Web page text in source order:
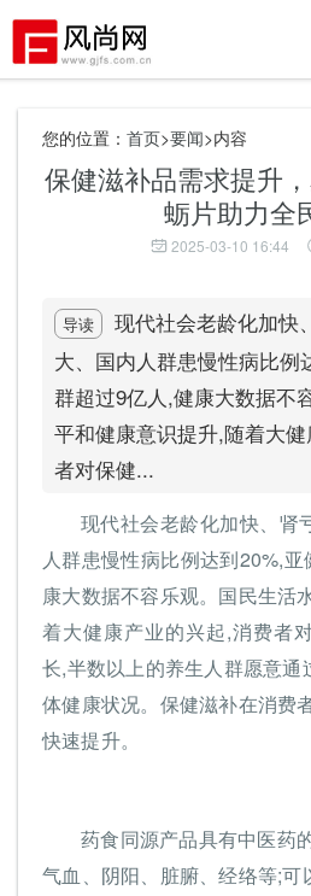
您的位置： 首页>要闻>内容
保健滋补品需求提升
蛎片助力全
2025-03-10 16:44
导读
现代社会老龄化加快
大、国内人群患慢性病比例
群超过9亿人,健康大数据不
平和健康意识提升,随着大
者对保健...
现代社会老龄化加快、肾
人群患慢性病比例达到20%,
康大数据不容乐观。国民生活
着大健康产业的兴起,消费者
长,半数以上的养生人群愿意通
体健康状况。保健滋补在消费
快速提升。
药食同源产品具有中医药
气血、阴阳、脏腑、经络等;